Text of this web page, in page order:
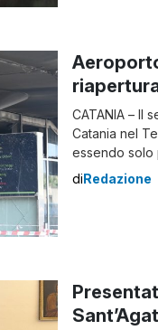
CATANIA – Il
Catania nel
essendo solo
dello scalo.
diRedazione